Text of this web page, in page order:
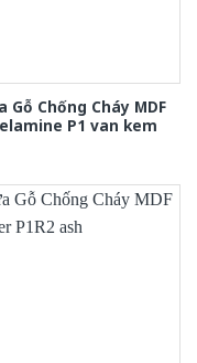
Gỗ Chống Cháy MDF
P1 van kem